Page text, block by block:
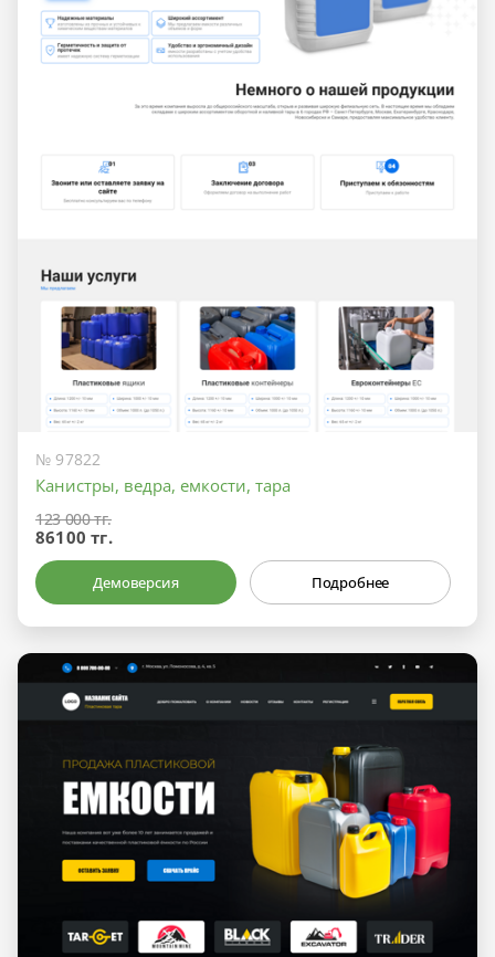
№ 97822
Канистры, ведра, емкости, тара
123 000 тг.
86100 тг.
Демоверсия Подробнее